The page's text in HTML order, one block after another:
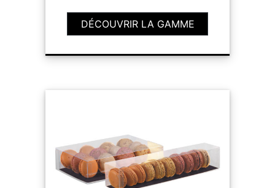
DÉCOUVRIR LA GAMME